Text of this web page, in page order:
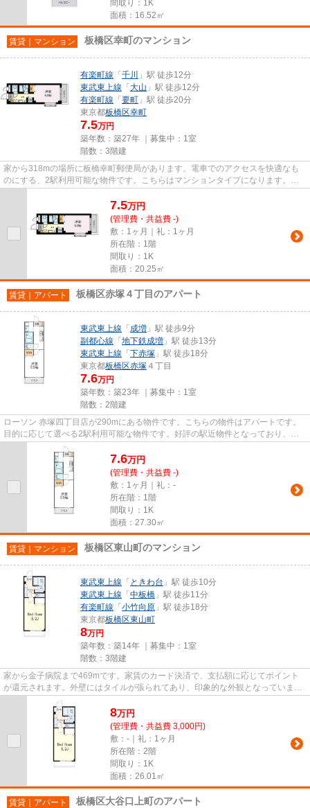
間取り：1K
面積：16.52㎡
賃貸｜マンション 板橋区幸町のマンション
有楽町線 「 千川
」駅 徒歩12分
東武東上線 「 大山 」駅 徒歩12分
有楽町線 「 要町 」駅 徒歩20分
東京都板橋区幸町
7.5万円
築年数：築27年 ｜募集中： 1室
階数：3階建
家から318mの場所に板橋幸町郵便局があります。電車でのアクセスを快適なも
のにする、2駅利用可能な物件です。こちらはマンションタイプになります。駅
7.5万円
(管理費・共益費 -)
敷：1ヶ月｜礼：1ヶ月
所在階：1階
間取り：1K
面積：20.25㎡
賃貸｜アパート 板橋区赤塚４丁目のアパート
東武東上線 「 成増 」駅 徒歩9分
副都心線 「 地下鉄成増 」駅 徒歩13分
東武東上線 「 下赤塚 」駅 徒歩18分
東京都板橋区赤塚 ４丁目
7.6万円
築年数：築23年 ｜募集中： 1室
階数：2階建
ローソン 赤塚四丁目店が290mにある物件です。こちらの物件はアパートです。
目的に応じて選べる2駅利用可能な物件です。好評の駅近物件となっており、駅
より徒歩9分に立地しています。...
7.6万円
(管理費・共益費 -)
敷：1ヶ月｜礼：-
所在階：1階
間取り：1K
面積：27.30㎡
賃貸｜マンション 板橋区東山町のマンション
東武東上線 「 ときわ台 」駅 徒歩10分
東武東上線 「 中板橋 」駅 徒歩11分
有楽町線 「 小竹向原 」駅 徒歩18分
東京都板橋区東山町
8万円
築年数：築14年 ｜募集中： 1室
階数：3階建
家から金子病院まで469mです。家賃のカード決済で、支払額に応じてポイント
が還元されます。外壁にはタイルが張られてあり、印象的な外観となっていま
す。こちらの物件はマンションで...
8万円
(管理費・共益費 3,000円)
敷：-｜礼：1ヶ月
所在階：2階
間取り：1K
面積：26.01㎡
賃貸｜アパート 板橋区大谷口上町のアパート